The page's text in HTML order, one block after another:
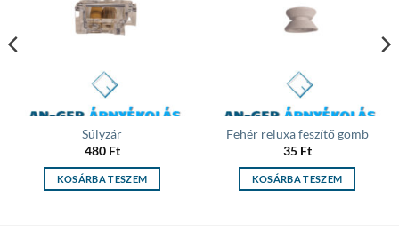
Súlyzár
480 Ft
KOSÁRBA TESZEM
Fehér reluxa feszítő gomb
35 Ft
KOSÁRBA TESZEM